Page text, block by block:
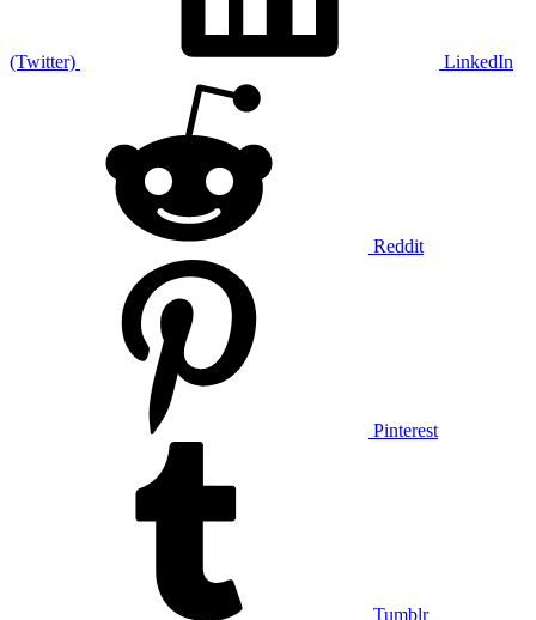
(Twitter) LinkedIn
Reddit
Pinterest
Tumblr